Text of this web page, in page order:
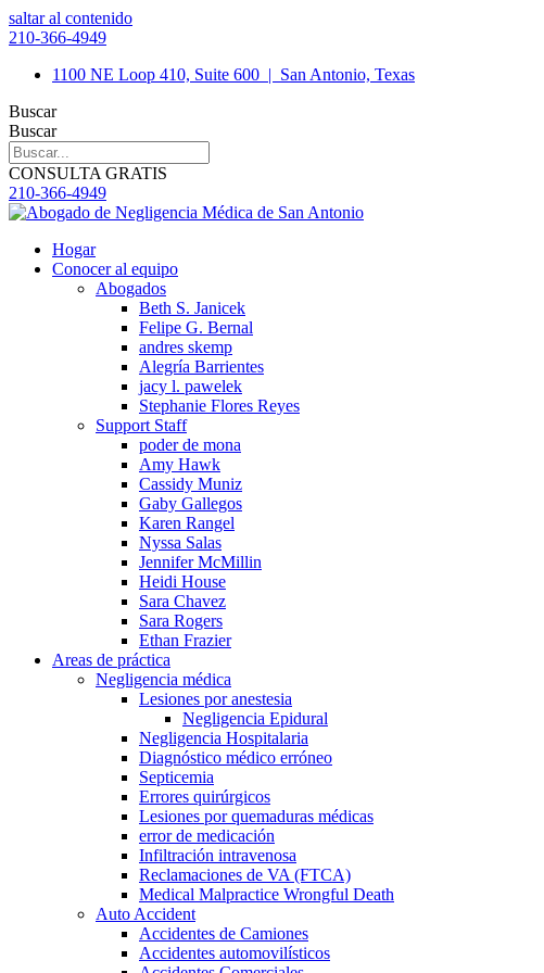
saltar al contenido
210-366-4949
1100 NE Loop 410, Suite 600 | San Antonio, Texas
Buscar
Buscar
CONSULTA GRATIS
210-366-4949
Hogar
Conocer al equipo
Abogados
Beth S. Janicek
Felipe G. Bernal
andres skemp
Alegría Barrientes
jacy l. pawelek
Stephanie Flores Reyes
Support Staff
poder de mona
Amy Hawk
Cassidy Muniz
Gaby Gallegos
Karen Rangel
Nyssa Salas
Jennifer McMillin
Heidi House
Sara Chavez
Sara Rogers
Ethan Frazier
Areas de práctica
Negligencia médica
Lesiones por anestesia
Negligencia Epidural
Negligencia Hospitalaria
Diagnóstico médico erróneo
Septicemia
Errores quirúrgicos
Lesiones por quemaduras médicas
error de medicación
Infiltración intravenosa
Reclamaciones de VA (FTCA)
Medical Malpractice Wrongful Death
Auto Accident
Accidentes de Camiones
Accidentes automovilísticos